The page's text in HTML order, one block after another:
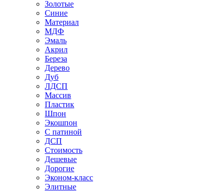
Золотые
Синие
Материал
МДФ
Эмаль
Акрил
Береза
Дерево
Дуб
ЛДСП
Массив
Пластик
Шпон
Экошпон
С патиной
ДСП
Стоимость
Дешевые
Дорогие
Эконом-класс
Элитные